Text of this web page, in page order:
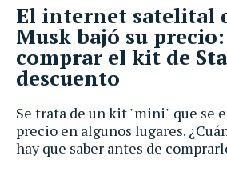
Se trata de un kit "mini" que se
precio en algunos lugares.
hay que saber antes de
El internet satelital
Musk bajó su
comprar el kit de
descuento